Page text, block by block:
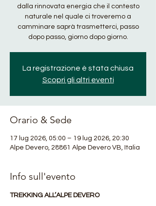
dalla rinnovata energia che il contesto
naturale nel quale ci troveremo a
camminare saprà trasmetterci, passo
dopo passo, giorno dopo giorno.
La registrazione è stata chiusa
Scopri gli altri eventi
Orario & Sede
17 lug 2026, 05:00 – 19 lug 2026, 20:30
Alpe Devero, 28861 Alpe Devero VB, Italia
Info sull'evento
TREKKING ALL’ALPE DEVERO